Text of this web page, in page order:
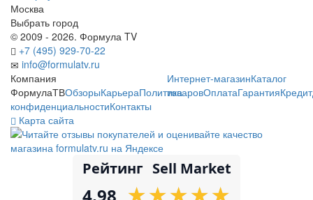
Москва
Выбрать город
© 2009 - 2026. Формула TV
+7 (495) 929-70-22
info@formulatv.ru
Компания
ФормулаТВОбзорыКарьераПолитика
конфиденциальностиКонтакты
Интернет-магазинКаталог
товаровОплатаГарантияКредит
Карта сайта
Рейтинг Sell Market